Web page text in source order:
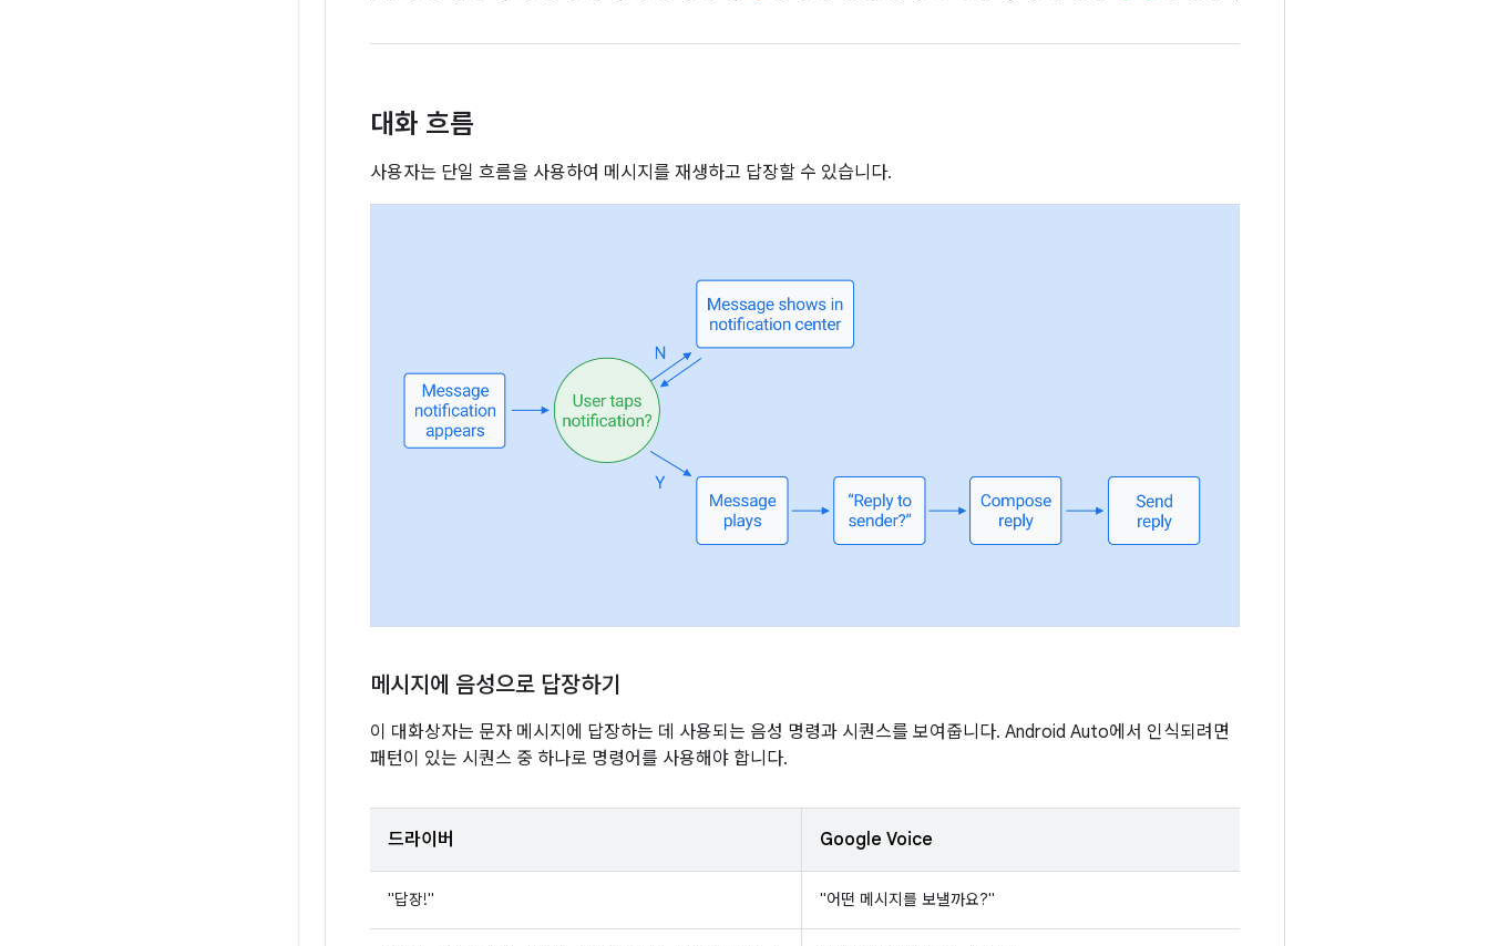
대화 흐름
사용자는 단일 흐름을 사용하여 메시지를 재생하고 답장할 수 있습니다.
메시지에 음성으로 답장하기
이 대화상자는 문자 메시지에 답장하는 데 사용되는 음성 명령과 시퀀스를 보여줍니다. Android Auto에서 인식되려면
패턴이 있는 시퀀스 중 하나로 명령어를 사용해야 합니다.
드라이버 Google Voice
"답장!" "어떤 메시지를 보낼까요?"